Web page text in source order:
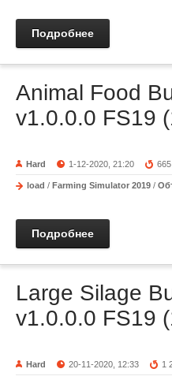
Подробнее
Animal Food
v1.0.0.0 FS19
Hard 1-12-2020, 21:20 665
load / Farming Simulator 2019 /
Подробнее
Large Silage
v1.0.0.0 FS19
Hard 20-11-2020, 12:33 1